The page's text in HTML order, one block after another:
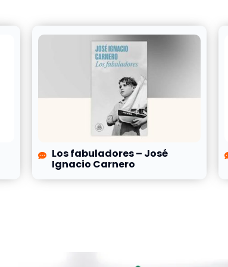
Los fabuladores – José
Ignacio Carnero